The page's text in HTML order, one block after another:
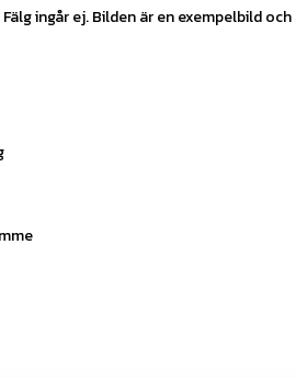
ingår ej. Bilden är en exempelbild